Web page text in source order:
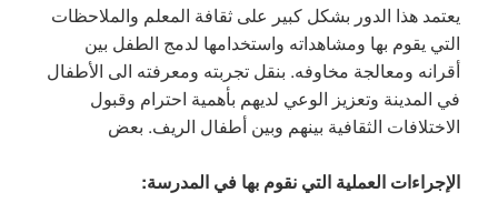
يعتمد هذا الدور بشكل كبير على ثقافة المعلم والملاحظات
التي يقوم بها ومشاهداته واستخدامها لدمج الطفل بين
أقرانه ومعالجة مخاوفه. بنقل تجربته ومعرفته الى الأطفال
في المدينة وتعزيز الوعي لديهم بأهمية احترام وقبول
الاختلافات الثقافية بينهم وبين أطفال الريف. بعض
الإجراءات العملية التي نقوم بها في المدرسة: